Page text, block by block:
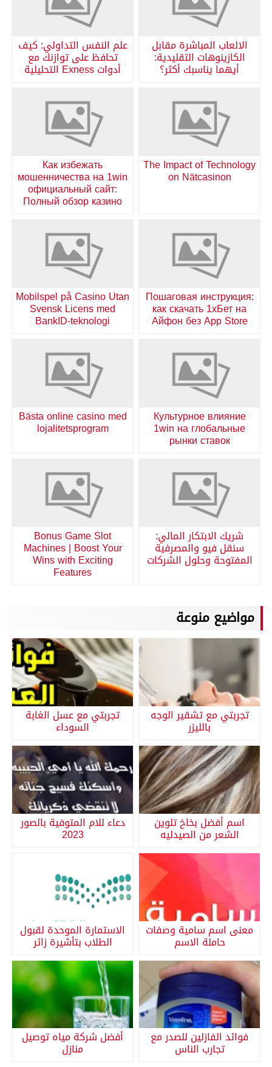
الالعاب المباشرة مقابل
الكازينوهات التقليدية:
أيهما يناسبك أكثر؟
علم النفس التداولي: كيف
تحافظ على توازنك مع
أدوات Exness التحليلية
The Impact of Technology
on Nätcasinon
Как избежать
мошенничества на 1win
официальный сайт:
Полный обзор казино
Пошаговая инструкция:
как скачать 1хБет на
Айфон без App Store
Mobilspel på Casino Utan
Svensk Licens med
BankID-teknologi
Культурное влияние
1win на глобальные
рынки ставок
Bästa online casino med
lojalitetsprogram
شريك الابتكار المالي:
سنقل فيو والمصرفية
المفتوحة وحلول الشركات
Bonus Game Slot
Machines | Boost Your
Wins with Exciting
Features
مواضيع منوعة
تجربتي مع تشقير الوجه
بالليزر
تجربتي مع عسل الغابة
السوداء
اسم أفضل بخاخ تلوين
الشعر من الصيدليه
دعاء للام المتوفية بالصور
2023
معنى اسم سامية وصفات
حاملة الاسم
الاستمارة الموحدة لقبول
الطلاب بتأشيرة زائر
فوائد الفازلين للصدر مع
تجارب الناس
أفضل شركة مياه توصيل
منازل